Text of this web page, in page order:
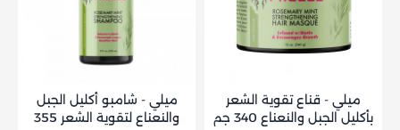
ميلي - قناع تقوية الشعر
بأكليل الجبل والنعناع 340 جم
ميلي - شامبو أكليل الجبل
والنعناع لتقوية الشعر 355